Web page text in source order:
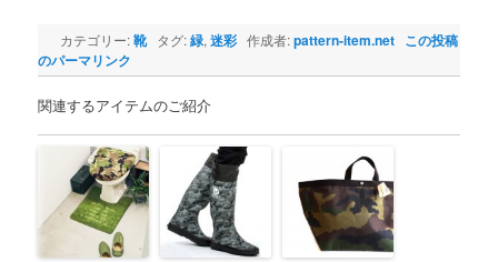
カテゴリー:靴タグ:緑,迷彩 作成者:pattern-item.net この投稿
のパーマリンク
関連するアイテムのご紹介